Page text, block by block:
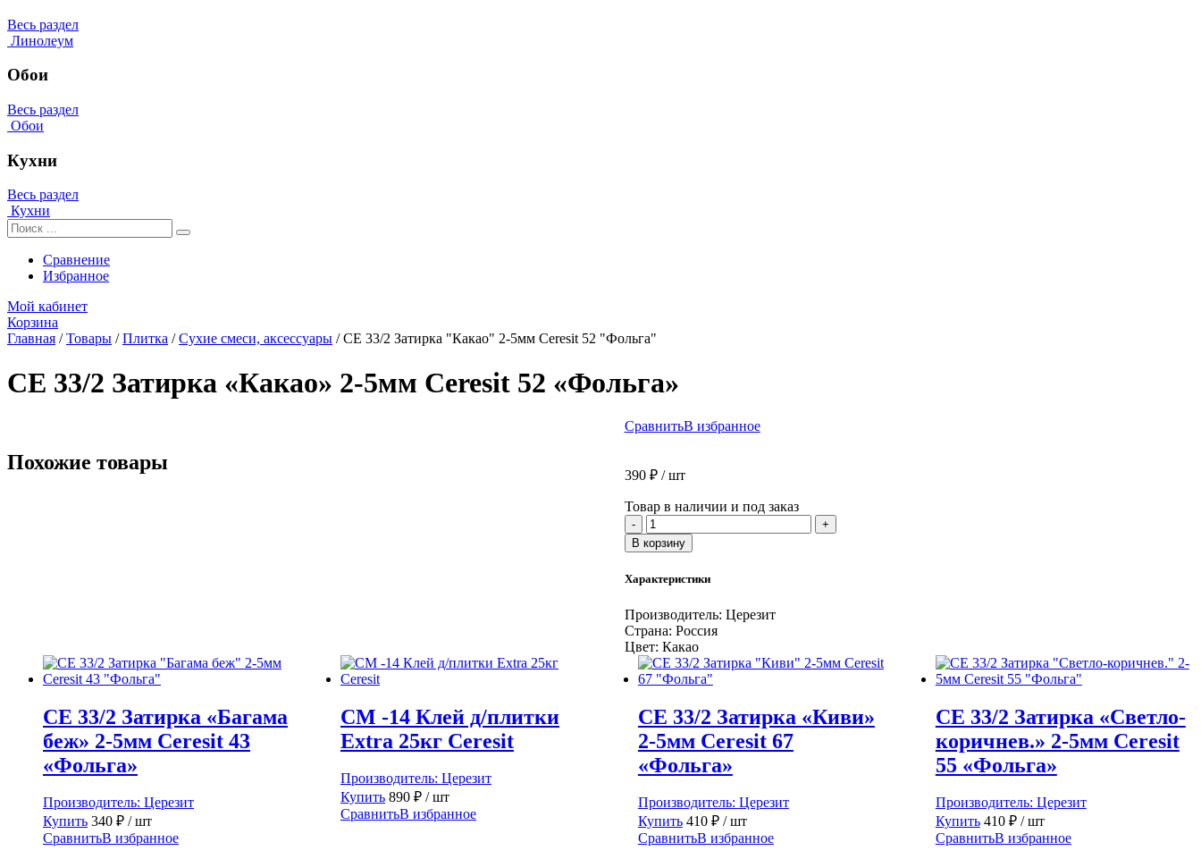
Весь раздел
Линолеум
Обои
Весь раздел
Обои
Кухни
Весь раздел
Кухни
Сравнение
Избранное
Мой кабинет
Корзина
Главная /Товары /Плитка /Сухие смеси, аксессуары /CE 33/2 Затирка "Какао" 2-5мм Ceresit 52 "Фольга"
CE 33/2 Затирка «Какао» 2-5мм Ceresit 52 «Фольга»
СравнитьВ избранное
390 ₽/ шт
Товар в наличии и под заказ
-
Количество
товара
CE
Затирка
2-
5мм
Ceresit
52
"Фольга"
+
В корзину
Характеристики
Производитель: Церезит
Страна: Россия
Цвет: Какао
Похожие товары
CE 33/2 Затирка «Багама
беж» 2-5мм Ceresit 43
«Фольга»
Производитель: Церезит
Купить 340 ₽ / шт
СравнитьВ избранное
CM -14 Клей д/плитки
Extra 25кг Ceresit
Производитель: Церезит
Купить 890 ₽/ шт
СравнитьВ избранное
CE 33/2 Затирка «Киви»
2-5мм Ceresit 67
«Фольга»
Производитель: Церезит
Купить 410 ₽/ шт
СравнитьВ избранное
CE 33/2 Затирка «Светло-
коричнев.» 2-5мм Ceresit
55 «Фольга»
Производитель: Церезит
Купить 410 ₽/ шт
СравнитьВ избранное